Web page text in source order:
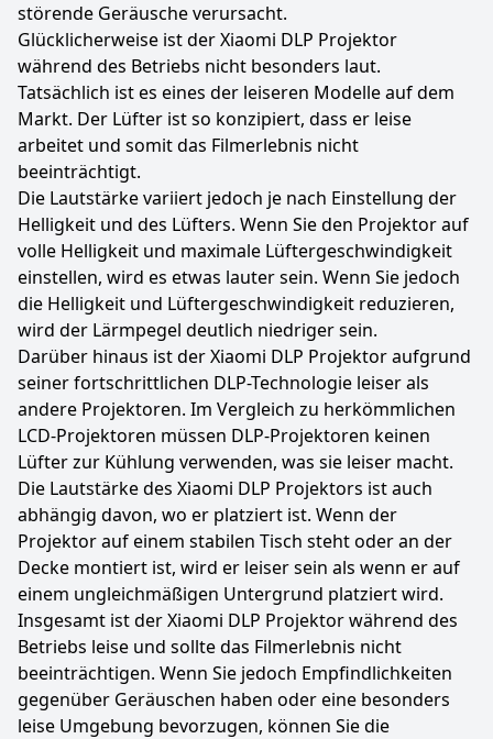
störende Geräusche verursacht.
Glücklicherweise ist der Xiaomi DLP Projektor
während des Betriebs nicht besonders laut.
Tatsächlich ist es eines der leiseren Modelle auf dem
Markt. Der Lüfter ist so konzipiert, dass er leise
arbeitet und somit das Filmerlebnis nicht
beeinträchtigt.
Die Lautstärke variiert jedoch je nach Einstellung der
Helligkeit und des Lüfters. Wenn Sie den Projektor auf
volle Helligkeit und maximale Lüftergeschwindigkeit
einstellen, wird es etwas lauter sein. Wenn Sie jedoch
die Helligkeit und Lüftergeschwindigkeit reduzieren,
wird der Lärmpegel deutlich niedriger sein.
Darüber hinaus ist der Xiaomi DLP Projektor aufgrund
seiner fortschrittlichen DLP-Technologie leiser als
andere Projektoren. Im Vergleich zu herkömmlichen
LCD-Projektoren müssen DLP-Projektoren keinen
Lüfter zur Kühlung verwenden, was sie leiser macht.
Die Lautstärke des Xiaomi DLP Projektors ist auch
abhängig davon, wo er platziert ist. Wenn der
Projektor auf einem stabilen Tisch steht oder an der
Decke montiert ist, wird er leiser sein als wenn er auf
einem ungleichmäßigen Untergrund platziert wird.
Insgesamt ist der Xiaomi DLP Projektor während des
Betriebs leise und sollte das Filmerlebnis nicht
beeinträchtigen. Wenn Sie jedoch Empfindlichkeiten
gegenüber Geräuschen haben oder eine besonders
leise Umgebung bevorzugen, können Sie die